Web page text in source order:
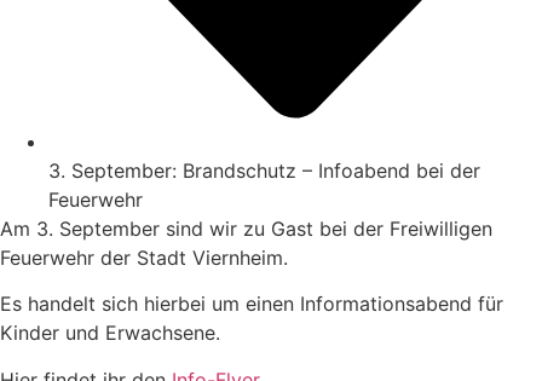
3. September: Brandschutz – Infoabend bei der
Feuerwehr
Am 3. September sind wir zu Gast bei der Freiwilligen
Feuerwehr der Stadt Viernheim.
Es handelt sich hierbei um einen Informationsabend für
Kinder und Erwachsene.